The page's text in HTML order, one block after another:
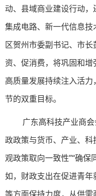
动、县域商业建设行动
集成电路、新一代信息
区贺州市委副书记、市
资、促消费，将巩固和
高质量发展持续注入活
节的双重目标。
广东高科技产业商
政政策与货币、产业、
观政策取向一致性”“确保
如，财政支出在促进青